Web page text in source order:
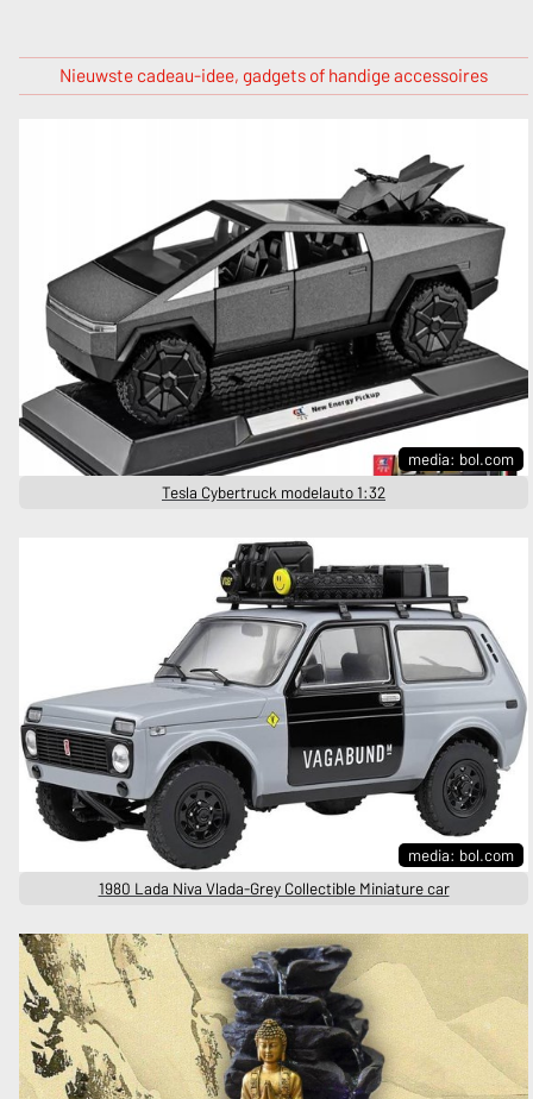
Nieuwste cadeau-idee, gadgets of handige accessoires
media: bol.com
Tesla Cybertruck modelauto 1:32
media: bol.com
1980 Lada Niva Vlada-Grey Collectible Miniature car